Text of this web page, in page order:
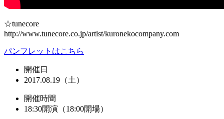
☆tunecore
http://www.tunecore.co.jp/artist/kuronekocompany.com
パンフレットはこちら
開催日
2017.08.19（土）
開催時間
18:30開演（18:00開場）